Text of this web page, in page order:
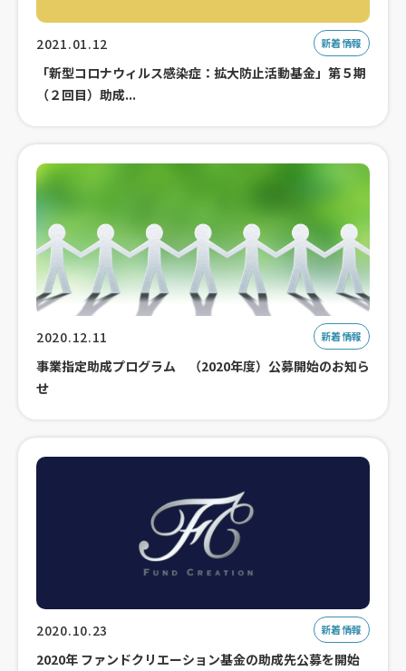
2021.01.12 新着情報
「新型コロナウィルス感染症：拡大防止活動基金」第５期
（２回目）助成...
2020.12.11 新着情報
事業指定助成プログラム （2020年度）公募開始のお知ら
せ
2020.10.23 新着情報
2020年 ファンドクリエーション基金の助成先公募を開始